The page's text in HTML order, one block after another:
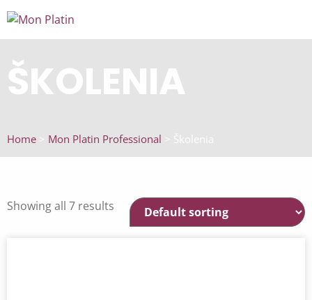
ŠKOLENIA
Home > Mon Platin Professional > Školenia
Showing all 7 results